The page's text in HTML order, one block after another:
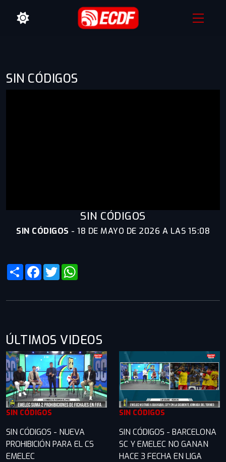
SIN CÓDIGOS
SIN CÓDIGOS
SIN CÓDIGOS - 18 DE MAYO DE 2026 A LAS 15:08
ShareFacebook
Twitter
ÚLTIMOS VIDEOS
SIN CÓDIGOS
SIN CÓDIGOS - NUEVA
PROHIBICIÓN PARA EL CS
EMELEC
SIN CÓDIGOS
SIN CÓDIGOS - BARCELONA
SC Y EMELEC NO GANAN
HACE 3 FECHA EN LIGA